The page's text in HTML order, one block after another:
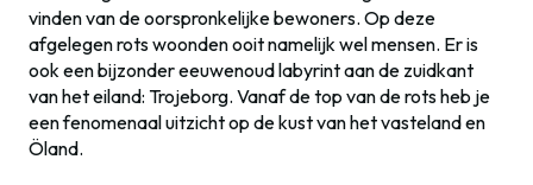
vinden van de oorspronkelijke bewoners. Op deze
afgelegen rots woonden ooit namelijk wel mensen. Er is
ook een bijzonder eeuwenoud labyrint aan de zuidkant
van het eiland: Trojeborg. Vanaf de top van de rots heb je
een fenomenaal uitzicht op de kust van het vasteland en
Öland.